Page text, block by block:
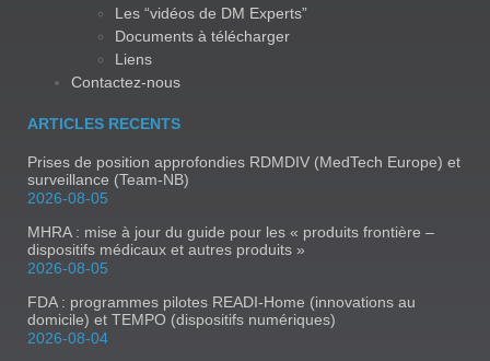
Les “vidéos de DM Experts”
Documents à télécharger
Liens
Contactez-nous
ARTICLES RECENTS
Prises de position approfondies RDMDIV (MedTech Europe) et
surveillance (Team-NB)
2026-08-05
MHRA : mise à jour du guide pour les « produits frontière –
dispositifs médicaux et autres produits »
2026-08-05
FDA : programmes pilotes READI-Home (innovations au
domicile) et TEMPO (dispositifs numériques)
2026-08-04